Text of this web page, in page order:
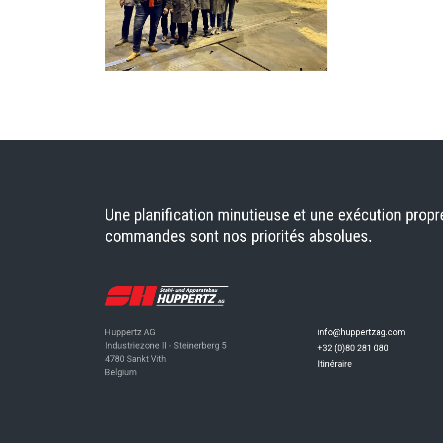
Une planification minutieuse et une exécution
commandes sont nos priorités absolues.
Huppertz AG
Industriezone II - Steinerberg 5
4780 Sankt Vith
Belgium
info@huppertzag.com
+32 (0)80 281 080
Itinéraire